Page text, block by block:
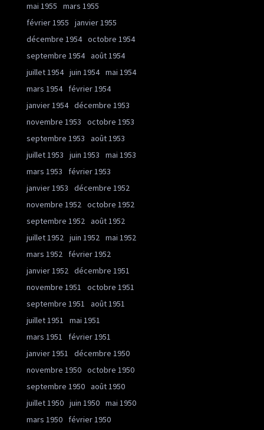
mai 1955
mars 1955
février 1955
janvier 1955
décembre 1954 octobre 1954
septembre 1954 août 1954
juillet 1954 juin 1954 mai 1954
mars 1954
février 1954
janvier 1954 décembre 1953
novembre 1953
octobre 1953
septembre 1953
août 1953
juillet 1953
juin 1953
mai 1953
mars 1953
février 1953
janvier 1953
décembre 1952
novembre 1952 octobre 1952
septembre 1952 août 1952
juillet 1952 juin 1952 mai 1952
mars 1952
février 1952
janvier 1952 décembre 1951
novembre 1951
octobre 1951
septembre 1951
août 1951
juillet 1951
mai 1951
mars 1951
février 1951
janvier 1951
décembre 1950
novembre 1950 octobre 1950
septembre 1950 août 1950
juillet 1950 juin 1950 mai 1950
mars 1950
février 1950